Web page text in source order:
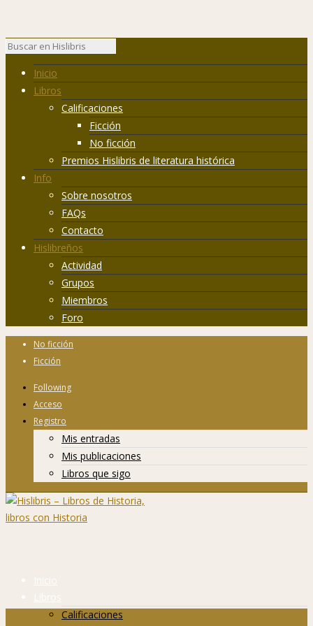
Inicio
Libros
Calificaciones
Ficción
No ficción
Premios Hislibris de literatura histórica
Info
Sobre nosotros
FAQs
Contacto
Hislibreños
Actividad
Grupos
Miembros
Foro
No ficción
Ficción
Following
Acceso
Registro
Mis entradas
Mis publicaciones
Libros que sigo
Inicio
Libros
Calificaciones